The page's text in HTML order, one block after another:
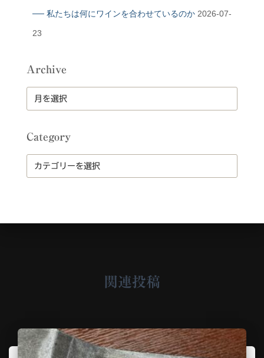
── 私たちは何にワインを合わせているのか 2026-07-
23
Archive
h
v
Category
o
関連投稿